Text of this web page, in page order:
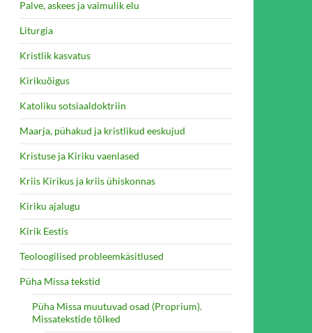
Palve, askees ja vaimulik elu
Liturgia
Kristlik kasvatus
Kirikuõigus
Katoliku sotsiaaldoktriin
Maarja, pühakud ja kristlikud eeskujud
Kristuse ja Kiriku vaenlased
Kriis Kirikus ja kriis ühiskonnas
Kiriku ajalugu
Kirik Eestis
Teoloogilised probleemkäsitlused
Püha Missa tekstid
Püha Missa muutuvad osad (Proprium).
Missatekstide tõlked